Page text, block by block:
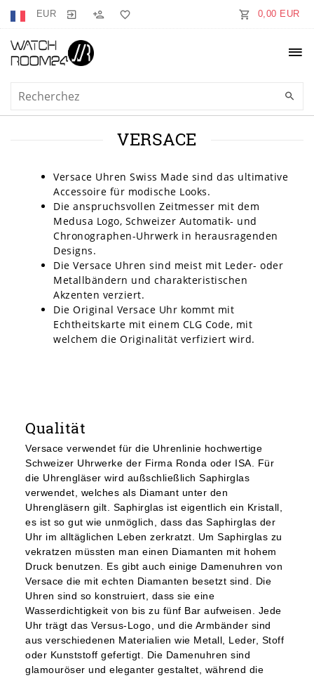
EUR 0,00 EUR
VERSACE
Versace Uhren Swiss Made sind das ultimative
Accessoire für modische Looks.
Die anspruchsvollen Zeitmesser mit dem
Medusa Logo, Schweizer Automatik- und
Chronographen-Uhrwerk in herausragenden
Designs.
Die Versace Uhren sind meist mit Leder- oder
Metallbändern und charakteristischen
Akzenten verziert.
Die Original Versace Uhr kommt mit
Echtheitskarte mit einem CLG Code, mit
welchem die Originalität verfiziert wird.
Qualität
Versace verwendet für die Uhrenlinie hochwertige
Schweizer Uhrwerke der Firma Ronda oder ISA. Für
die Uhrengläser wird außschließlich Saphirglas
verwendet, welches als Diamant unter den
Uhrengläsern gilt. Saphirglas ist eigentlich ein Kristall,
es ist so gut wie unmöglich, dass das Saphirglas der
Uhr im alltäglichen Leben zerkratzt. Um Saphirglas zu
vekratzen müssten man einen Diamanten mit hohem
Druck benutzen. Es gibt auch einige Damenuhren von
Versace die mit echten Diamanten besetzt sind. Die
Uhren sind so konstruiert, dass sie eine
Wasserdichtigkeit von bis zu fünf Bar aufweisen. Jede
Uhr trägt das Versus-Logo, und die Armbänder sind
aus verschiedenen Materialien wie Metall, Leder, Stoff
oder Kunststoff gefertigt. Die Damenuhren sind
glamouröser und eleganter gestaltet, während die